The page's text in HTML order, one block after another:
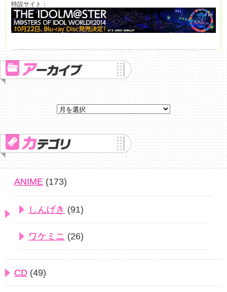
特設サイト：
ANIME (173)
しんげき (91)
ワケミニ (26)
CD (49)